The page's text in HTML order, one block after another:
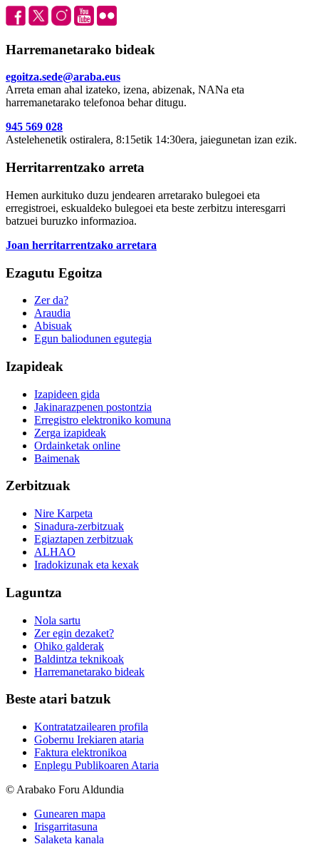
Harremanetarako bideak
egoitza.sede@araba.eus
Arreta eman ahal izateko, izena, abizenak, NANa eta
harremanetarako telefonoa behar ditugu.
945 569 028
Astelehenetik ostiralera, 8:15etik 14:30era, jaiegunetan izan ezik.
Herritarrentzako arreta
Hemen aurkituko duzu jendearen arretarako bulegoei eta
erregistroei, eskualdeko bulegoei eta beste zerbitzu interesgarri
batzuei buruzko informazioa.
Joan herritarrentzako arretara
Ezagutu Egoitza
Zer da?
Araudia
Abisuak
Egun baliodunen egutegia
Izapideak
Izapideen gida
Jakinarazpenen postontzia
Erregistro elektroniko komuna
Zerga izapideak
Ordainketak online
Baimenak
Zerbitzuak
Nire Karpeta
Sinadura-zerbitzuak
Egiaztapen zerbitzuak
ALHAO
Iradokizunak eta kexak
Laguntza
Nola sartu
Zer egin dezaket?
Ohiko galderak
Baldintza teknikoak
Harremanetarako bideak
Beste atari batzuk
Kontratatzailearen profila
Gobernu Irekiaren ataria
Faktura elektronikoa
Enplegu Publikoaren Ataria
© Arabako Foru Aldundia
Gunearen mapa
Irisgarritasuna
Salaketa kanala